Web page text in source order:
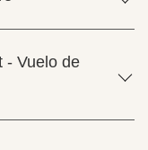
- Vuelo de